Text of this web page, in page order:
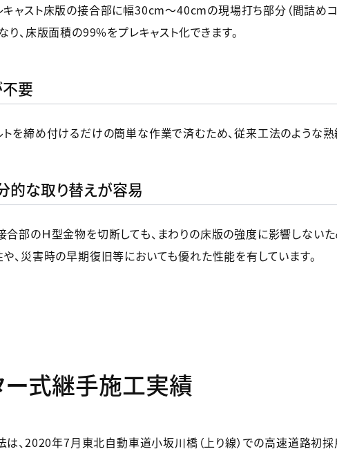
キャスト床版の接合部に幅30cm～40cmの現場打ち部分（間詰め
、床版面積の99%をプレキャスト化できます。
要
を締め付けるだけの簡単な作業で済むため、従来工法のような熟
的な取り替えが容易
合部のＨ型金物を切断しても、まわりの床版の強度に影響しない
、災害時の早期復旧等においても優れた性能を有しています。
ー式継手施工実績
は、2020年7月東北自動車道小坂川橋（上り線）での高速道路初